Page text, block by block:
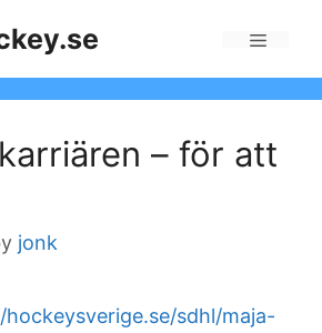
– för att
jonk
sdhl/maja-